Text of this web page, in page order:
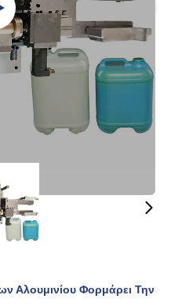
Αλουμινίου Φορμάρει Την